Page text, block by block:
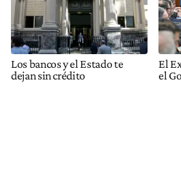
Los bancos y el Estado te
dejan sin crédito
El
el